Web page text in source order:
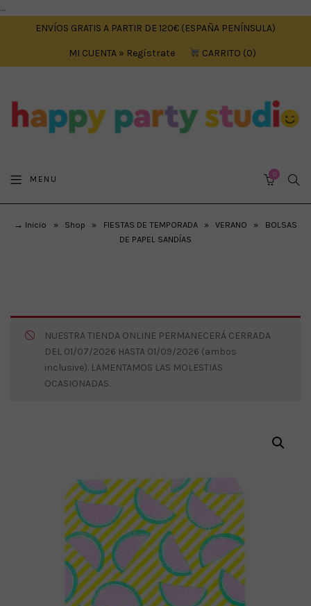
....
ENVÍOS GRATIS A PARTIR DE 120€ (ESPAÑA PENÍNSULA)
MI CUENTA » Regístrate CARRITO 0
MENU 0
→ Inicio » Shop » FIESTAS DE TEMPORADA » VERANO »
BOLSAS
DE PAPEL SANDÍAS
NUESTRA TIENDA ONLINE PERMANECERÁ CERRADA
DEL 01/07/2026 HASTA 01/09/2026 (ambos
inclusive). LAMENTAMOS LAS MOLESTIAS
OCASIONADAS.